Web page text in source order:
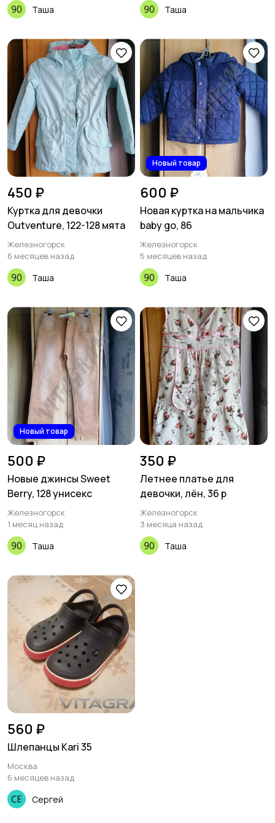
Таша Таша
450 ₽
Куртка для девочки
Outventure, 122-128 мята
Железногорск
6 месяцев назад
Таша
Новый товар
600 ₽
Новая куртка на мальчика
baby go, 86
Железногорск
5 месяцев назад
Таша
Новый товар
500 ₽
Новые джинсы Sweet
Berry, 128 унисекс
Железногорск
1 месяц назад
Таша
350 ₽
Летнее платье для
девочки, лён, 36 р
Железногорск
3 месяца назад
Таша
560 ₽
Шлепанцы Kari 35
Москва
6 месяцев назад
Сергей